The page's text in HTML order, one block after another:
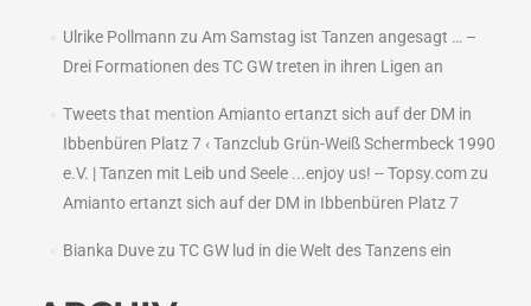
Ulrike Pollmann zu Am Samstag ist Tanzen angesagt … –
Drei Formationen des TC GW treten in ihren Ligen an
Tweets that mention Amianto ertanzt sich auf der DM in
Ibbenbüren Platz 7 ‹ Tanzclub Grün-Weiß Schermbeck 1990
e.V. | Tanzen mit Leib und Seele ...enjoy us! -- Topsy.comzu
Amianto ertanzt sich auf der DM in Ibbenbüren Platz 7
Bianka Duvezu TC GW lud in die Welt des Tanzens ein